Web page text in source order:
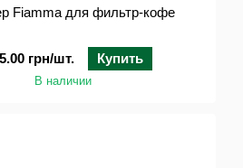
Fiamma для фильтр-кофе
грн/шт. Купить
В наличии